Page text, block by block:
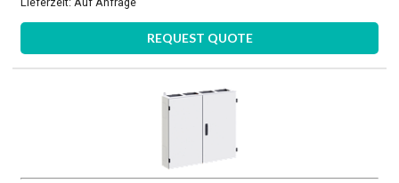
REQUEST QUOTE